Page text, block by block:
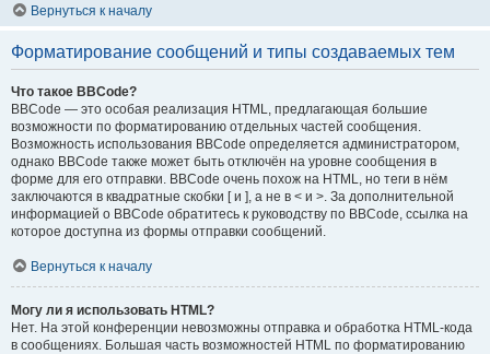
Вернуться к началу
Форматирование сообщений и типы создаваемых тем
Что такое BBCode?
BBCode — это особая реализация HTML, предлагающая большие
возможности по форматированию отдельных частей сообщения.
Возможность использования BBCode определяется администратором,
однако BBCode также может быть отключён на уровне сообщения в
форме для его отправки. BBCode очень похож на HTML, но теги в нём
заключаются в квадратные скобки [ и ], а не в < и >. За дополнительной
информацией о BBCode обратитесь к руководству по BBCode, ссылка на
которое доступна из формы отправки сообщений.
Вернуться к началу
Могу ли я использовать HTML?
Нет. На этой конференции невозможны отправка и обработка HTML-кода
в сообщениях. Большая часть возможностей HTML по форматированию